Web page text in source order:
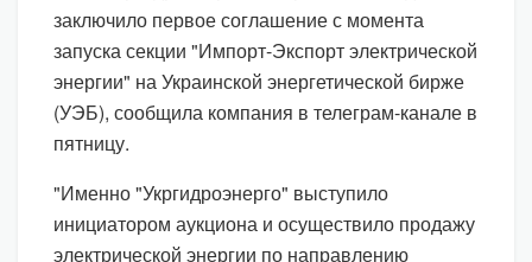
заключило первое соглашение с момента
запуска секции "Импорт-Экспорт электрической
энергии" на Украинской энергетической бирже
(УЭБ), сообщила компания в телеграм-канале в
пятницу.
"Именно "Укргидроэнерго" выступило
инициатором аукциона и осуществило продажу
электрической энергии по направлению